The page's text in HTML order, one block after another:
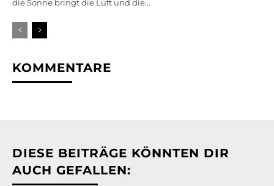
die Sonne bringt die Luft und die...
KOMMENTARE
DIESE BEITRÄGE KÖNNTEN DIR
AUCH GEFALLEN: